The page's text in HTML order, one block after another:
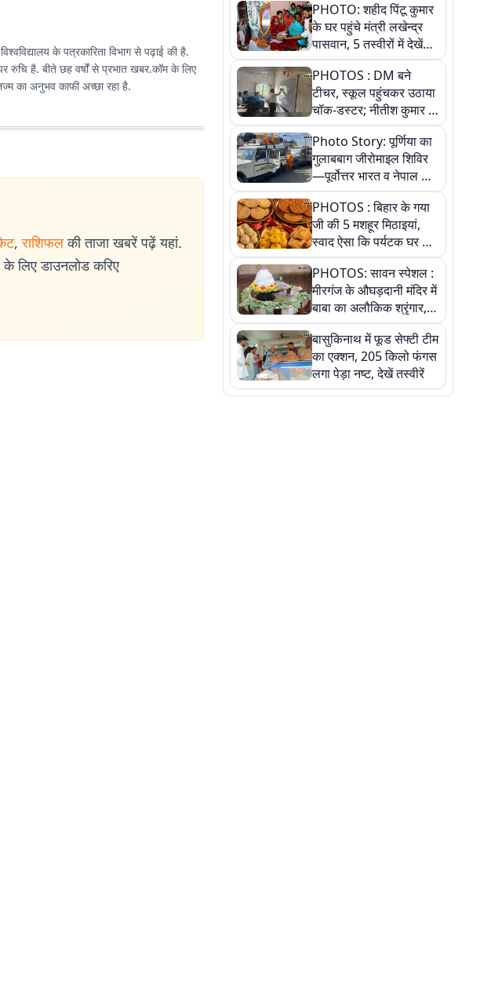
के पत्रकारिता विभाग से पढ़ाई की है.
के लिए
का अनुभव काफी अच्छा रहा है.
, राशिफल की ताजा खबरें पढ़ें यहां.
लिए डाउनलोड करिए
PHOTO: शहीद पिंटू कुमार
के घर पहुंचे मंत्री लखेन्द्र
पासवान, 5 तस्वीरों में देखें
उस भावुक पल की पूरी
कहानी
PHOTOS : DM बने
टीचर, स्कूल पहुंचकर उठाया
चॉक-डस्टर; नीतीश कुमार के
इस चहेते अधिकारी को
जानिए
Photo Story: पूर्णिया का
गुलाबबाग जीरोमाइल शिविर
—पूर्वोत्तर भारत व नेपाल के
कांवरियों का प्रमुख सेवा धाम
PHOTOS : बिहार के गया
जी की 5 मशहूर मिठाइयां,
स्वाद ऐसा कि पर्यटक घर ले
जाना नहीं भूलते, तस्वीरों में
देखें
PHOTOS: सावन स्पेशल :
मीरगंज के औघड़दानी मंदिर में
बाबा का अलौकिक श्रृंगार,
तस्वीरों में देखें महादेव के कई
मनमोहक स्वरूप
बासुकिनाथ में फूड सेफ्टी टीम
का एक्शन, 205 किलो फंगस
लगा पेड़ा नष्ट, देखें तस्वीरें